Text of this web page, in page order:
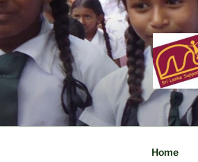
Ga
naar
de
inhoud
Home